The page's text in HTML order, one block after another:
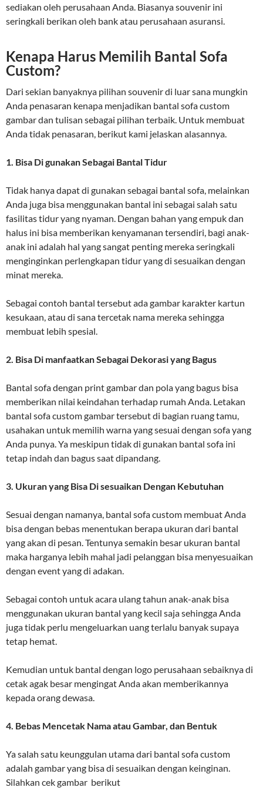
sediakan oleh perusahaan Anda. Biasanya souvenir ini
seringkali berikan oleh bank atau perusahaan asuransi.
Kenapa Harus Memilih Bantal Sofa
Custom?
Dari sekian banyaknya pilihan souvenir di luar sana mungkin
Anda penasaran kenapa menjadikan bantal sofa custom
gambar dan tulisan sebagai pilihan terbaik. Untuk membuat
Anda tidak penasaran, berikut kami jelaskan alasannya.
1. Bisa Di gunakan Sebagai Bantal Tidur
Tidak hanya dapat di gunakan sebagai bantal sofa, melainkan
Anda juga bisa menggunakan bantal ini sebagai salah satu
fasilitas tidur yang nyaman. Dengan bahan yang empuk dan
halus ini bisa memberikan kenyamanan tersendiri, bagi anak-
anak ini adalah hal yang sangat penting mereka seringkali
menginginkan perlengkapan tidur yang di sesuaikan dengan
minat mereka.
Sebagai contoh bantal tersebut ada gambar karakter kartun
kesukaan, atau di sana tercetak nama mereka sehingga
membuat lebih spesial.
2. Bisa Di manfaatkan Sebagai Dekorasi yang Bagus
Bantal sofa dengan print gambar dan pola yang bagus bisa
memberikan nilai keindahan terhadap rumah Anda. Letakan
bantal sofa custom gambar tersebut di bagian ruang tamu,
usahakan untuk memilih warna yang sesuai dengan sofa yang
Anda punya. Ya meskipun tidak di gunakan bantal sofa ini
tetap indah dan bagus saat dipandang.
3. Ukuran yang Bisa Di sesuaikan Dengan Kebutuhan
Sesuai dengan namanya, bantal sofa custom membuat Anda
bisa dengan bebas menentukan berapa ukuran dari bantal
yang akan di pesan. Tentunya semakin besar ukuran bantal
maka harganya lebih mahal jadi pelanggan bisa menyesuaikan
dengan event yang di adakan.
Sebagai contoh untuk acara ulang tahun anak-anak bisa
menggunakan ukuran bantal yang kecil saja sehingga Anda
juga tidak perlu mengeluarkan uang terlalu banyak supaya
tetap hemat.
Kemudian untuk bantal dengan logo perusahaan sebaiknya di
cetak agak besar mengingat Anda akan memberikannya
kepada orang dewasa.
4. Bebas Mencetak Nama atau Gambar, dan Bentuk
Ya salah satu keunggulan utama dari bantal sofa custom
adalah gambar yang bisa di sesuaikan dengan keinginan.
Silahkan cek gambar berikut